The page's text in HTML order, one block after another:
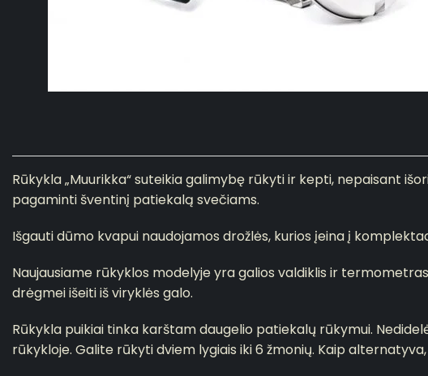
Rūkykla „Muurikka“ suteikia galimybę rūkyti ir kepti, nepaisant
pagaminti šventinį patiekalą svečiams.
Išgauti dūmo kvapui naudojamos drožlės, kurios įeina į
Naujausiame rūkyklos modelyje yra galios valdiklis ir
drėgmei išeiti iš viryklės galo.
Rūkykla puikiai tinka karštam daugelio patiekalų rūkymui.
rūkykloje. Galite rūkyti dviem lygiais iki 6 žmonių. Kaip